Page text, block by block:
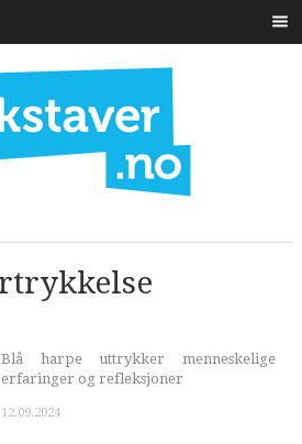
Blå harpe uttrykker menneskelige
erfaringer og refleksjoner
12.09.2024